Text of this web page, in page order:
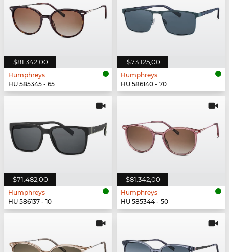
$81.342,00
Humphreys
HU 585345 - 65
$73.125,00
Humphreys
HU 586140 - 70
$71.482,00
Humphreys
HU 586137 - 10
$81.342,00
Humphreys
HU 585344 - 50